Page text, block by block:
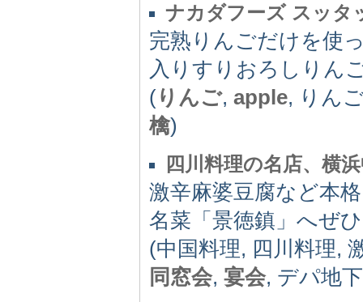
ナカダフーズ スッタ
完熟りんごだけを使
入りすりおろしりん
(りんご, apple, りん
檎)
四川料理の名店、横
激辛麻婆豆腐など本
名菜「景徳鎮」へぜ
(中国料理, 四川料理,
同窓会, 宴会, デパ地